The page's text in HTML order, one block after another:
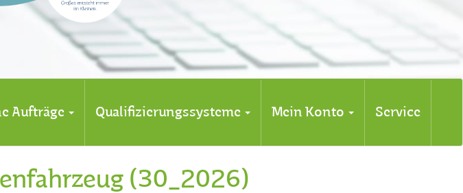
Aufträge Qualifizierungssysteme Mein Konto Service
(30_2026)